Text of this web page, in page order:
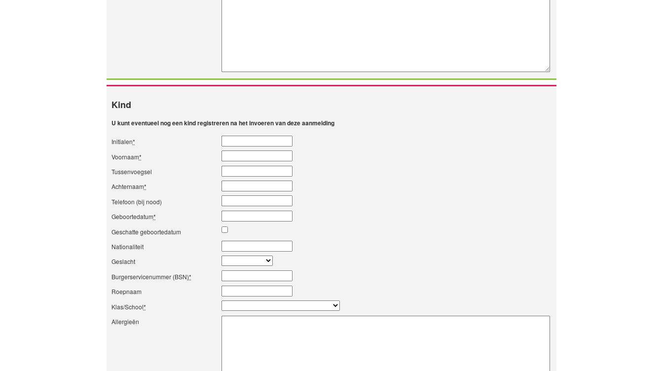
Kind
U kunt eventueel nog een kind registreren na het invoeren van deze aanmelding
Initialen*
Voornaam*
Tussenvoegsel
Achternaam*
Telefoon (bij nood)
Geboortedatum*
Geschatte geboortedatum
Nationaliteit
Geslacht
Burgerservicenummer (BSN)*
Roepnaam
Klas/School*
Allergieën